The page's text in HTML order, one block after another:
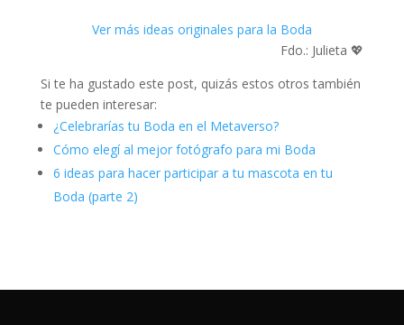
Ver más ideas originales para la Boda
Fdo.: Julieta 💖
Si te ha gustado este post, quizás estos otros también
te pueden interesar:
¿Celebrarías tu Boda en el Metaverso?
Cómo elegí al mejor fotógrafo para mi Boda
6 ideas para hacer participar a tu mascota en tu
Boda (parte 2)